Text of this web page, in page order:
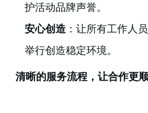
护活动品牌声誉。
安心创造：让所有工作人
举行创造稳定环境。
清晰的服务流程，让合作更